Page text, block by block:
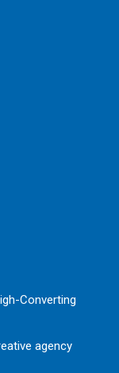
Converting
agency